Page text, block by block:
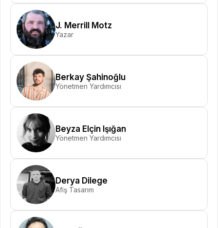
J. Merrill Motz
Yazar
Berkay Şahinoğlu
Yönetmen Yardımcısı
Beyza Elçin Işığan
Yönetmen Yardımcısı
Derya Dilege
Afiş Tasarım